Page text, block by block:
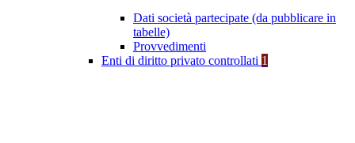
Dati società partecipate (da pubblicare in
tabelle)
Provvedimenti
Enti di diritto privato controllati 1